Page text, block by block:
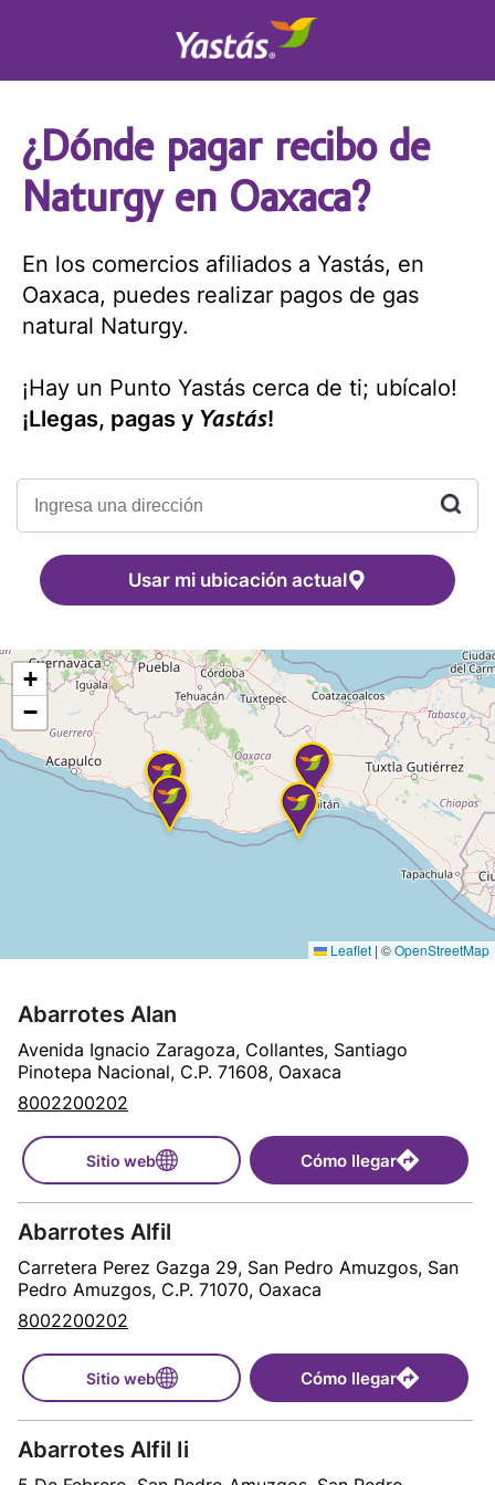
¿Dónde pagar recibo de
Naturgy en Oaxaca?
En los comercios afiliados a Yastás, en
Oaxaca, puedes realizar pagos de gas
natural Naturgy.
¡Hay un Punto Yastás cerca de ti; ubícalo!
¡Llegas, pagas y Yastás!
Usar mi ubicación actual
Abarrotes Alan
Avenida Ignacio Zaragoza, Collantes, Santiago
Pinotepa Nacional, C.P. 71608, Oaxaca
8002200202
Sitio web Cómo llegar
Abarrotes Alfil
Carretera Perez Gazga 29, San Pedro Amuzgos, San
Pedro Amuzgos, C.P. 71070, Oaxaca
8002200202
Sitio web Cómo llegar
Abarrotes Alfil Ii
+
−
Leaflet | ©OpenStreetMap